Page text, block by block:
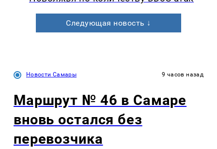
Следующая новость ↓
Новости Самары 9 часов назад
Маршрут № 46 в Самаре
вновь остался без
перевозчика